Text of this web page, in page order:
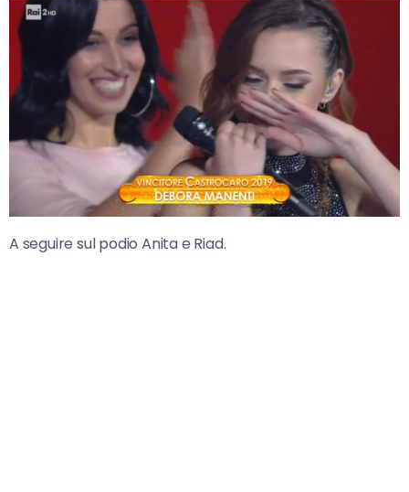
A seguire sul podio Anita e Riad.